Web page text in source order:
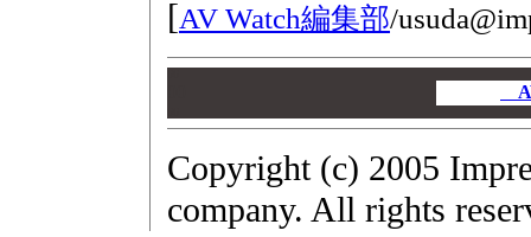
[AV Watch編集部/
Copyright (c) 2005
company. All rights